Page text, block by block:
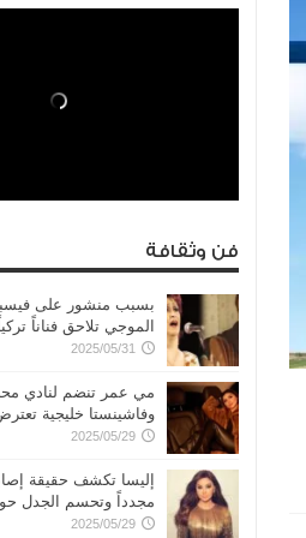
فن وثقافة
بسبب منشور على
الموجي تلاحق فناناً
2025/05/31
مي عمر تنضم لنادي
وفاشينستا خليجية
2025/05/29
إليسا تكشف حقيقة
مجدداً وتحسم الجدل
2025/05/29